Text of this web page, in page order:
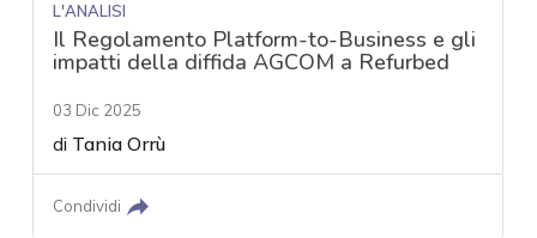
L'ANALISI
Il Regolamento Platform-to-Business e gli
impatti della diffida AGCOM a Refurbed
03 Dic 2025
di Tania Orrù
Condividi